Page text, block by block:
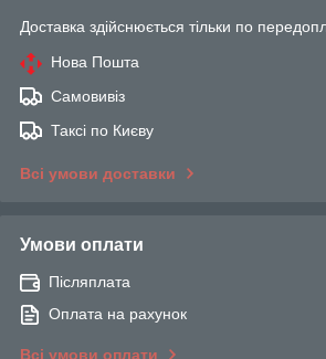
Доставка здійснюється тільки по
Нова Пошта
Самовивіз
Таксі по Києву
Всі умови доставки
Умови оплати
Післяплата
Оплата на рахунок
Всі умови оплати